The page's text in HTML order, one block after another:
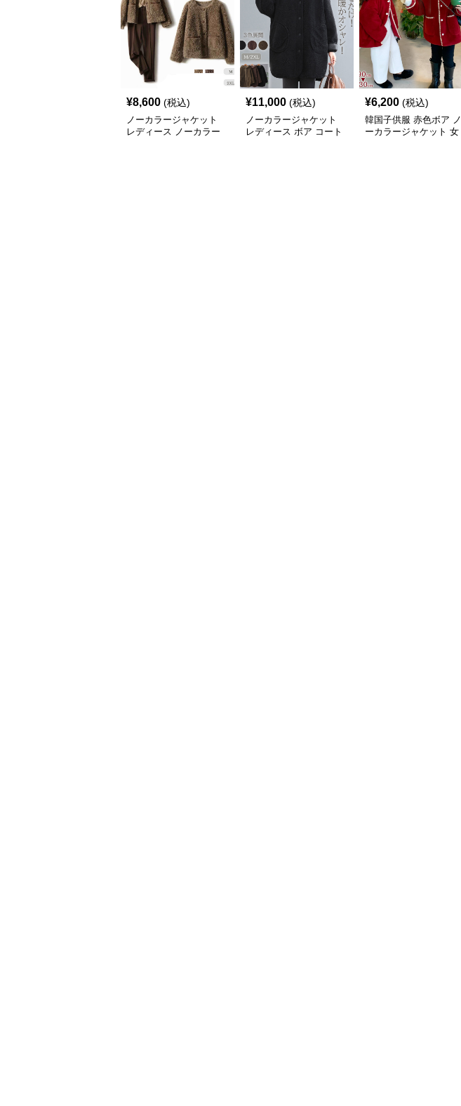
¥8,600 (税込)
ノーカラージャケット
レディース ノーカラー
¥11,000 (税込)
ノーカラージャケット
レディース ボア コート
¥6,200 (税込)
韓国子供服 赤色ボア ノ
ーカラージャケット 女